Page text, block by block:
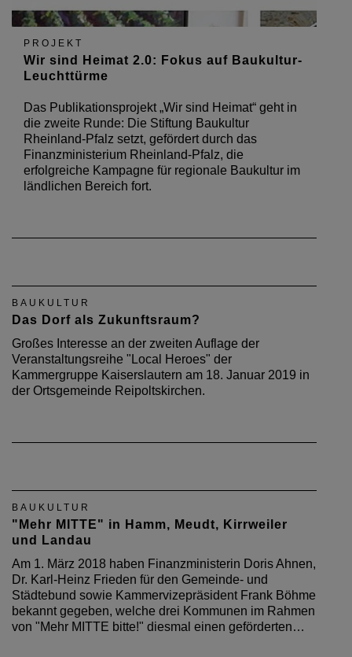
PROJEKT
Wir sind Heimat 2.0: Fokus auf Baukultur-
Leuchttürme
Das Publikationsprojekt „Wir sind Heimat“ geht in
die zweite Runde: Die Stiftung Baukultur
Rheinland-Pfalz setzt, gefördert durch das
Finanzministerium Rheinland-Pfalz, die
erfolgreiche Kampagne für regionale Baukultur im
ländlichen Bereich fort.
BAUKULTUR
Das Dorf als Zukunftsraum?
Großes Interesse an der zweiten Auflage der
Veranstaltungsreihe "Local Heroes" der
Kammergruppe Kaiserslautern am 18. Januar 2019 in
der Ortsgemeinde Reipoltskirchen.
BAUKULTUR
"Mehr MITTE" in Hamm, Meudt, Kirrweiler
und Landau
Am 1. März 2018 haben Finanzministerin Doris Ahnen,
Dr. Karl-Heinz Frieden für den Gemeinde- und
Städtebund sowie Kammervizepräsident Frank Böhme
bekannt gegeben, welche drei Kommunen im Rahmen
von "Mehr MITTE bitte!" diesmal einen geförderten…